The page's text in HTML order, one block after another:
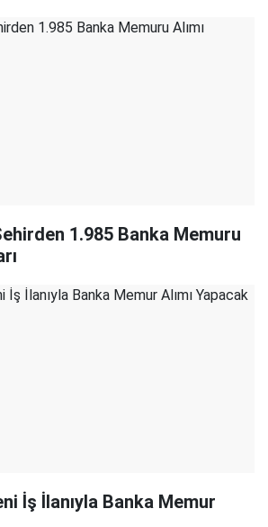
1.985 Banka Memuru
İş İlanıyla Banka Memur